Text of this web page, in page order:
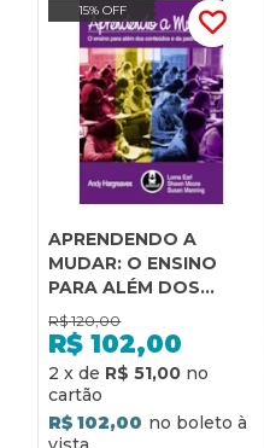
15% OFF
APRENDENDO A
MUDAR: O ENSINO
PARA ALÉM DOS
CONTEÚDOS E DA
PADRONIZAÇÃO
R$ 120,00
R$ 102,00
2 x de R$ 51,00
R$ 102,00